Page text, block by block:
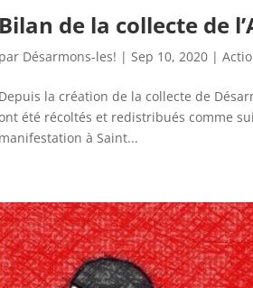
Bilan de la collecte de
par Désarmons-les! | Sep 10, 2020 |
Depuis la création de la collecte de
été récoltés et redistribués comme
manifestation à Saint...